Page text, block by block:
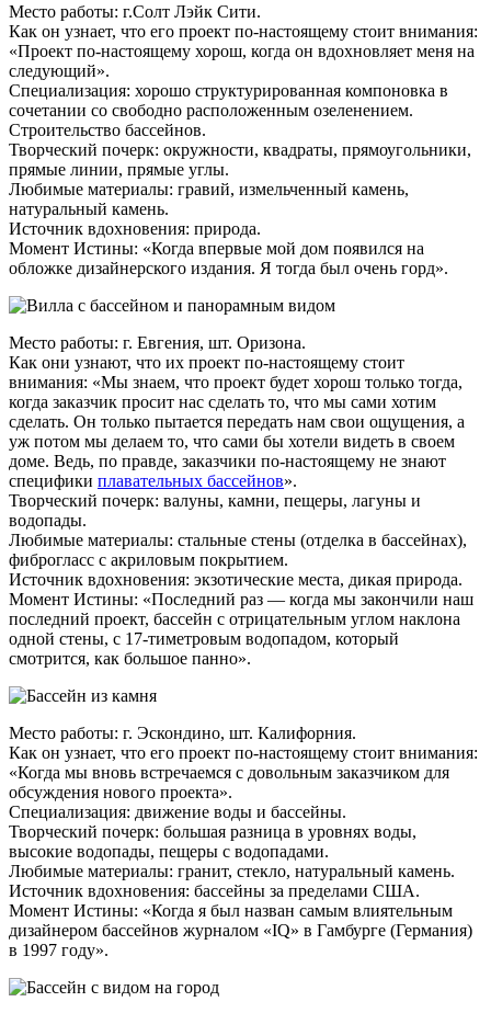
Место работы: г.Солт Лэйк Сити.
Как он узнает, что его проект по-настоящему стоит внимания:
«Проект по-настоящему хорош, когда он вдохновляет меня на
следующий».
Специализация: хорошо структурированная компоновка в
сочетании со свободно расположенным озеленением.
Строительство бассейнов.
Творческий почерк: окружности, квадраты, прямоугольники,
прямые линии, прямые углы.
Любимые материалы: гравий, измельченный камень,
натуральный камень.
Источник вдохновения: природа.
Момент Истины: «Когда впервые мой дом появился на
обложке дизайнерского издания. Я тогда был очень горд».
Место работы: г. Евгения, шт. Оризона.
Как они узнают, что их проект по-настоящему стоит
внимания: «Мы знаем, что проект будет хорош только тогда,
когда заказчик просит нас сделать то, что мы сами хотим
сделать. Он только пытается передать нам свои ощущения, а
уж потом мы делаем то, что сами бы хотели видеть в своем
доме. Ведь, по правде, заказчики по-настоящему не знают
специфики плавательных бассейнов».
Творческий почерк: валуны, камни, пещеры, лагуны и
водопады.
Любимые материалы: стальные стены (отделка в бассейнах),
фиброгласс с акриловым покрытием.
Источник вдохновения: экзотические места, дикая природа.
Момент Истины: «Последний раз — когда мы закончили наш
последний проект, бассейн с отрицательным углом наклона
одной стены, с 17-тиметровым водопадом, который
смотрится, как большое панно».
Место работы: г. Эскондино, шт. Калифорния.
Как он узнает, что его проект по-настоящему стоит внимания:
«Когда мы вновь встречаемся с довольным заказчиком для
обсуждения нового проекта».
Специализация: движение воды и бассейны.
Творческий почерк: большая разница в уровнях воды,
высокие водопады, пещеры с водопадами.
Любимые материалы: гранит, стекло, натуральный камень.
Источник вдохновения: бассейны за пределами США.
Момент Истины: «Когда я был назван самым влиятельным
дизайнером бассейнов журналом «IQ» в Гамбурге (Германия)
в 1997 году».